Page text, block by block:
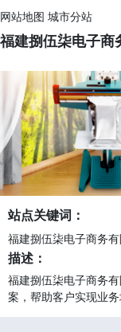
网站地图 城市分站
福建捌伍柒电子商
站点关键词：
福建捌伍柒电子商务有
描述：
福建捌伍柒电子商务
案，帮助客户实现业